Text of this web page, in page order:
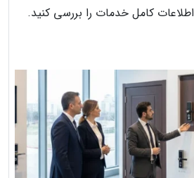
اطلاعات کامل خدمات را بررسی کنید.